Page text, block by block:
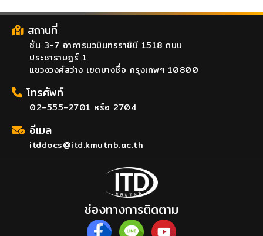
สถานที่
ชั้น 3-7 อาคารนวมินทรราชินี 1518 ถนน
ประชาราษฎร์ 1
แขวงวงศ์สว่าง เขตบางซื่อ กรุงเทพฯ 10800
โทรศัพท์
02-555-2701 หรือ 2704
อีเมล
itddocs@itd.kmutnb.ac.th
ช่องทางการติดตาม